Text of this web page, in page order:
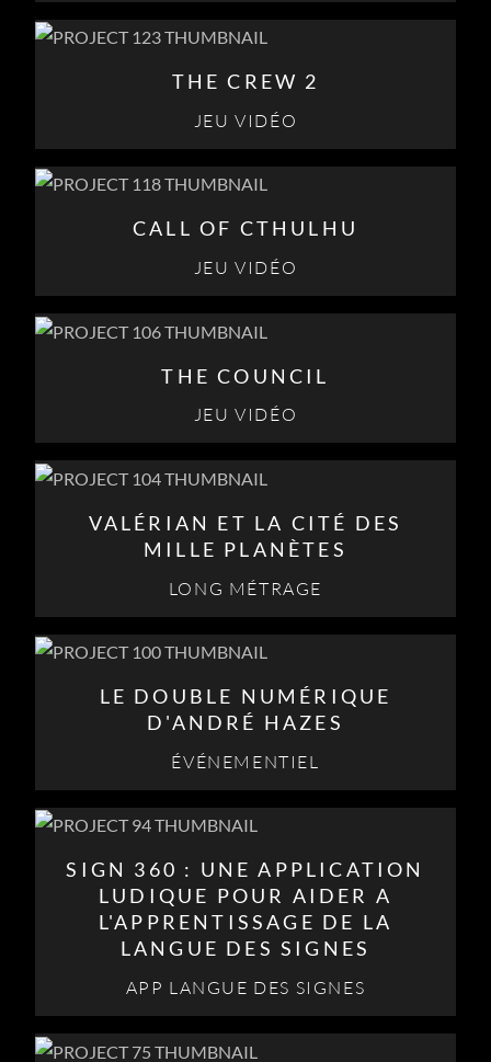
THE CREW 2
JEU VIDÉO
CALL OF CTHULHU
JEU VIDÉO
THE COUNCIL
JEU VIDÉO
VALÉRIAN ET LA CITÉ DES
MILLE PLANÈTES
LONG MÉTRAGE
LE DOUBLE NUMÉRIQUE
D'ANDRÉ HAZES
ÉVÉNEMENTIEL
SIGN 360 : UNE APPLICATION
LUDIQUE POUR AIDER A
L'APPRENTISSAGE DE LA
LANGUE DES SIGNES
APP LANGUE DES SIGNES